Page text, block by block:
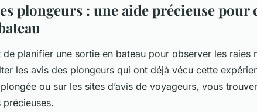
plongeurs : une aide précieuse
de planifier une sortie en bateau pour observer les raies
les avis des plongeurs qui ont déjà vécu cette
ou sur les sites d’avis de voyageurs, vous
précieuses.